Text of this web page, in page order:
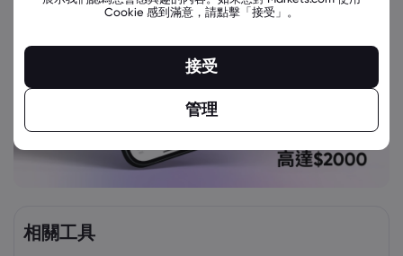
相關工具
Cookie 感到滿意，請點擊「接受」。
接受
管理